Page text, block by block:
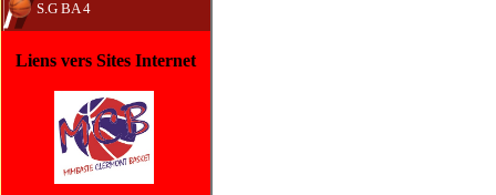
S.G BA 4
Liens vers Sites Internet